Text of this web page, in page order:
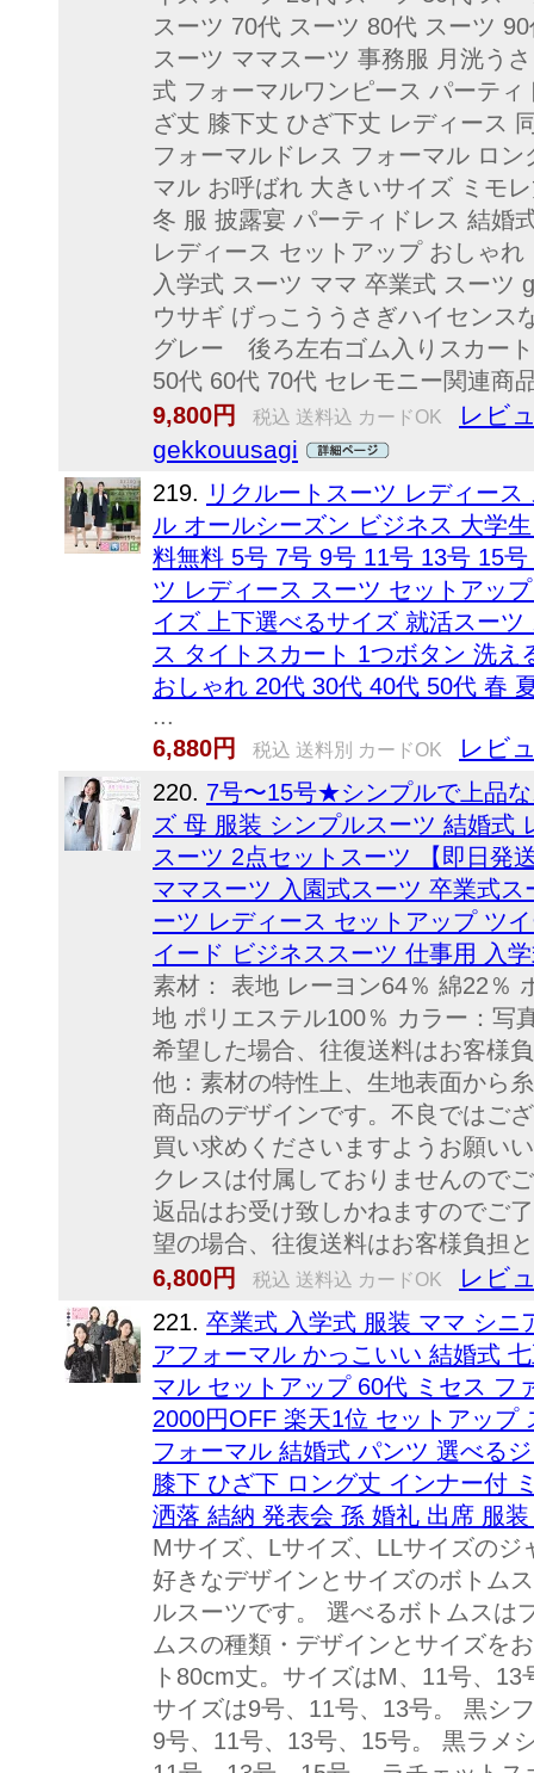
スーツ 70代 スーツ 80代 スーツ
スーツ ママスーツ 事務服 月洸う
式 フォーマルワンピース パーテ
ざ丈 膝下丈 ひざ下丈 レディース
フォーマルドレス フォーマル ロ
マル お呼ばれ 大きいサイズ ミモ
冬 服 披露宴 パーティドレス 結婚
レディース セットアップ おしゃ
入学式 スーツ ママ 卒業式 スーツ
ウサギ げっこううさぎハイセン
グレー 後ろ左右ゴム入りスカー
50代 60代 70代 セレモニー関連商
9,800円
税込 送料込 カードOK
レビ
gekkouusagi
219. リクルートスーツ レディー
ル オールシーズン ビジネス 大学
料無料 5号 7号 9号 11号 13号 15
ツ レディース スーツ セットアッ
イズ 上下選べるサイズ 就活スー
ス タイトスカート 1つボタン 洗
おしゃれ 20代 30代 40代 50代 春
...
6,880円
税込 送料別 カードOK レビ
220. 7号〜15号★シンプルで上品
ズ 母 服装 シンプルスーツ 結婚式
スーツ 2点セットスーツ 【即日発
ママスーツ 入園式スーツ 卒業式
ーツ レディース セットアップ ツ
イード ビジネススーツ 仕事用 入
素材： 表地 レーヨン64％ 綿22％
地 ポリエステル100％ カラー：写
希望した場合、往復送料はお客様
他：素材の特性上、生地表面から
商品のデザインです。不良ではご
買い求めくださいますようお願い
クレスは付属しておりませんので
返品はお受け致しかねますのでご
望の場合、往復送料はお客様負担
6,800円
税込 送料込 カードOK レビ
221. 卒業式 入学式 服装 ママ シニ
アフォーマル かっこいい 結婚式
マル セットアップ 60代 ミセス フ
2000円OFF 楽天1位 セットアップ
フォーマル 結婚式 パンツ 選べる
膝下 ひざ下 ロング丈 インナー付
洒落 結納 発表会 孫 婚礼 出席 服
Mサイズ、Lサイズ、LLサイズの
好きなデザインとサイズのボトム
ルスーツです。 選べるボトムスは
ムスの種類・デザインとサイズを
ト80cm丈。サイズはM、11号、
サイズは9号、11号、13号。 黒シ
9号、11号、13号、15号。 黒ラメ